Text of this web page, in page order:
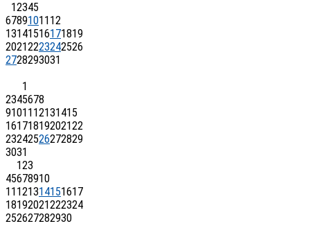
12345
67891011 12
13141516171819
20212223242526
2728293031
1
2345678
91011 12131415
16171819202122
23242526272829
3031
123
45678910
11 121314151617
18192021222324
252627282930